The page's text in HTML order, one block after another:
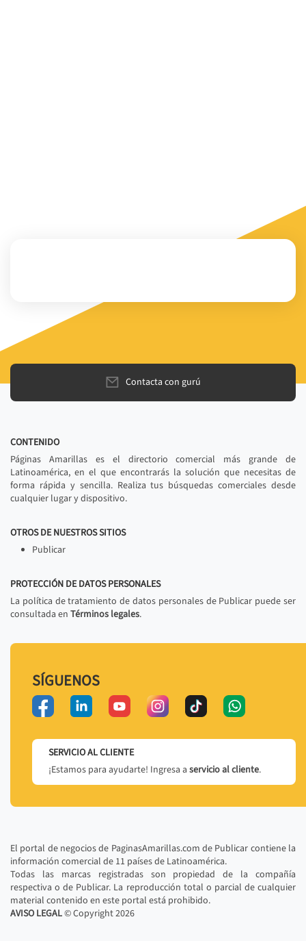
Contacta con gurú
CONTENIDO
Páginas Amarillas es el directorio comercial más grande de
Latinoamérica, en el que encontrarás la solución que necesitas de
forma rápida y sencilla. Realiza tus búsquedas comerciales desde
cualquier lugar y dispositivo.
OTROS DE NUESTROS SITIOS
Publicar
PROTECCIÓN DE DATOS PERSONALES
La política de tratamiento de datos personales de Publicar puede ser
consultada en Términos legales.
SÍGUENOS
SERVICIO AL CLIENTE
¡Estamos para ayudarte! Ingresa a servicio al cliente.
El portal de negocios de PaginasAmarillas.com de Publicar contiene la
información comercial de 11 países de Latinoamérica.
Todas las marcas registradas son propiedad de la compañía
respectiva o de Publicar. La reproducción total o parcial de cualquier
material contenido en este portal está prohibido.
AVISO LEGAL© Copyright2026